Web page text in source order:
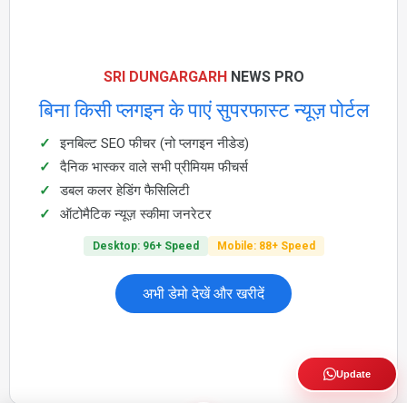
SRI DUNGARGARH NEWS PRO
बिना किसी प्लगइन के पाएं सुपरफास्ट न्यूज़ पोर्टल
इनबिल्ट SEO फीचर (नो प्लगइन नीडेड)
दैनिक भास्कर वाले सभी प्रीमियम फीचर्स
डबल कलर हेडिंग फैसिलिटी
ऑटोमैटिक न्यूज़ स्कीमा जनरेटर
Desktop: 96+ Speed Mobile: 88+ Speed
अभी डेमो देखें और खरीदें
Update